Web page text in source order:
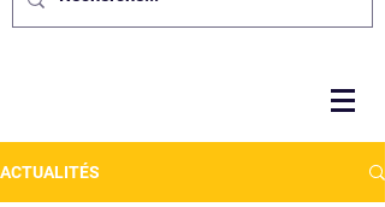
ACTUALITÉS